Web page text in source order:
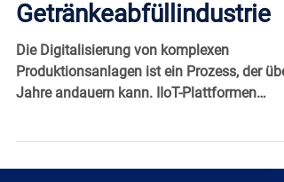
Mixer Pumpen trotz
fehlender Daten in der
Getränkeabfüllindustrie
Produktionsanlagen ist ein Prozess, der über